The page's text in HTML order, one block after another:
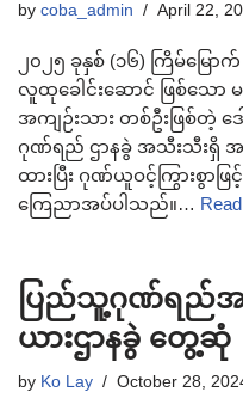
by coba_admin April 22,
၂၀၂၅ ခုနှစ် (၁၆) ကြိမ်မြ
လူထုခေါင်းဆောင် ဖြစ်သော
အကျဉ်းသား တစ်ဦးဖြစ်တဲ့
ဂုဏ်ရည် ဌာနခွဲ အသီးသီးရှိ အဖွဲ့
ထားပြီး ဂုဏ်ယူဝင့်ကြွားစွာဖ
ကြေညာအပ်ပါသည်။…
ပြည်သူ့ဂုဏ်ရည်အသ
ယားဌာနခွဲ တွေ့ဆုံ
by Ko Lay October 28,